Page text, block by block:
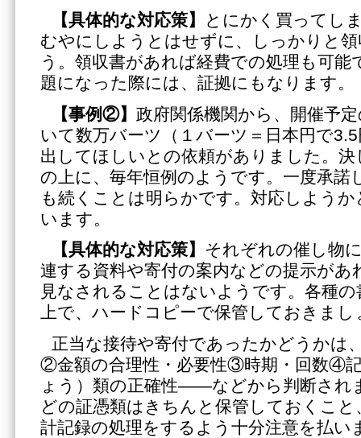
【具体的な対応策】
とにかく買ってし
むやにしようとはせずに、しっかりと
う。領収書があれば経費での処理も可能
題になった際には、証拠にもなります。
【事例②】 政府関係機関から、開催予
いて数万バーツ（１バーツ＝日本円で
出してほしいとの依頼がありました。
の上に、毎年恒例のようです。一度承諾
も続くことは明らかです。対応しよう
います。
【具体的な対応策】 それぞれの催し物
連する資料や寄付の案内などの提示があ
見なされることはないようです。各種
上で、ハードコピーで保管しておきまし
正当な接待や寄付であったかどうかは
②金額の合理性・必要性③時期・回数④
ょう）類の正確性――などから判断され
どの証憑類はきちんと保管しておくこ
計記録の処理をするよう十分注意を払い